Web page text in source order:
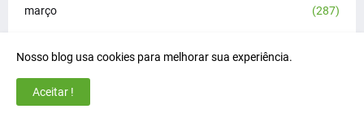
março (287)
junho
Nosso blog usa cookies para melhorar sua experiência.
Aceitar !